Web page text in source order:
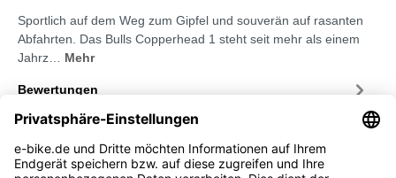
Sportlich auf dem Weg zum Gipfel und souverän auf rasanten
Abfahrten. Das Bulls Copperhead 1 steht seit mehr als einem
Jahrz… Mehr
Bewertungen
Service-Hotline